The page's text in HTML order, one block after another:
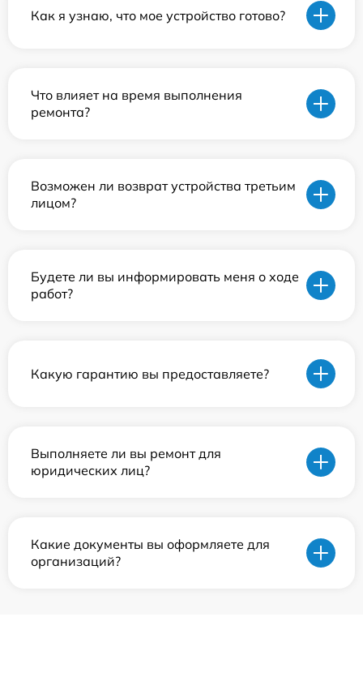
Как я узнаю, что мое устройство готово?
Что влияет на время выполнения
ремонта?
Возможен ли возврат устройства третьим
лицом?
Будете ли вы информировать меня о ходе
работ?
Какую гарантию вы предоставляете?
Выполняете ли вы ремонт для
юридических лиц?
Какие документы вы оформляете для
организаций?